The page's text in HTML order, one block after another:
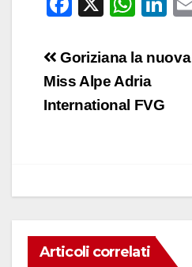
c
e
b
at
s
A
k
Navigazione
articoli
Goriziana la nuova
Miss Alpe Adria
International FVG
Articoli correlati